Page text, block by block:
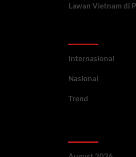
Lawan Vietnam di
Internasional
Nasional
Trend